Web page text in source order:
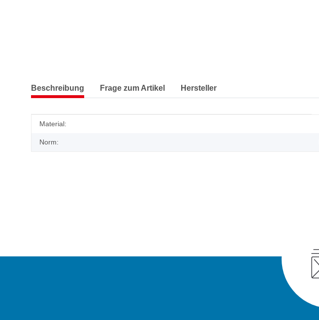
Beschreibung Frage zum Artikel Hersteller
Produkteigenschaft
Wert
Material:
Norm: